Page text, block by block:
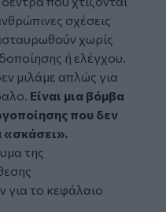
σχέσεις
χωρίς
ή ελέγχου.
μιλάμε απλώς για
Είναι μια βόμβα
που δεν
«σκάσει».
της
για το κεφάλαιο